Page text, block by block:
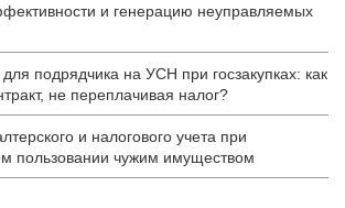
и генерацию неуправляемых
подрядчика на УСН при госзакупках: как
не переплачивая налог?
и налогового учета при
пользовании чужим имуществом